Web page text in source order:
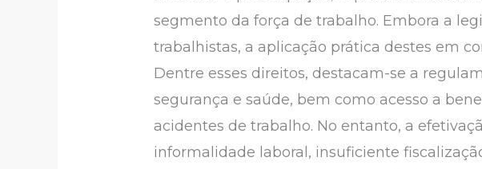
segmento da força de trabalho. Embora a
trabalhistas, a aplicação prática destes em
Dentre esses direitos, destacam-se a
segurança e saúde, bem como acesso a
acidentes de trabalho. No entanto, a
informalidade laboral, insuficiente